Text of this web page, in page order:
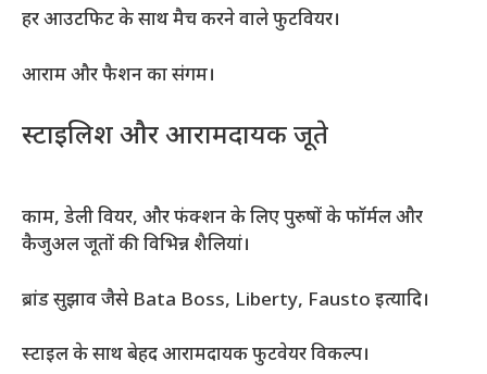
हर आउटफिट के साथ मैच करने वाले फुटवियर।
आराम और फैशन का संगम।
स्टाइलिश और आरामदायक जूते
काम, डेली वियर, और फंक्शन के लिए पुरुषों के फॉर्मल और
कैजुअल जूतों की विभिन्न शैलियां।
ब्रांड सुझाव जैसे Bata Boss, Liberty, Fausto इत्यादि।
स्टाइल के साथ बेहद आरामदायक फुटवेयर विकल्प।